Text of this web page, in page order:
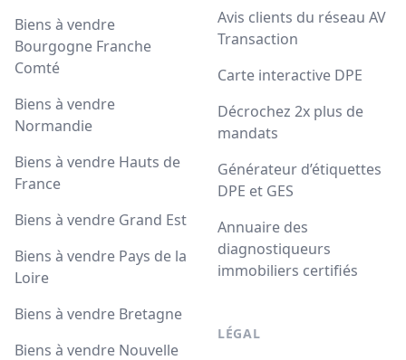
Biens à vendre
Bourgogne Franche
Comté
Biens à vendre
Normandie
Biens à vendre Hauts de
France
Biens à vendre Grand Est
Biens à vendre Pays de la
Loire
Biens à vendre Bretagne
Biens à vendre Nouvelle
Avis clients du réseau AV
Transaction
Carte interactive DPE
Décrochez 2x plus de
mandats
Générateur d’étiquettes
DPE et GES
Annuaire des
diagnostiqueurs
immobiliers certifiés
LÉGAL